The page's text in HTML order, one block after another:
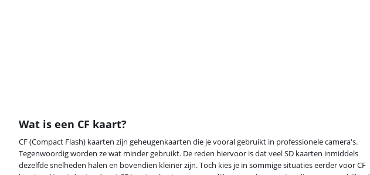
Wat is een CF kaart?
CF (Compact Flash) kaarten zijn geheugenkaarten die je vooral gebruikt in professionele camera's.
Tegenwoordig worden ze wat minder gebruikt. De reden hiervoor is dat veel SD kaarten inmiddels
dezelfde snelheden halen en bovendien kleiner zijn. Toch kies je in sommige situaties eerder voor CF